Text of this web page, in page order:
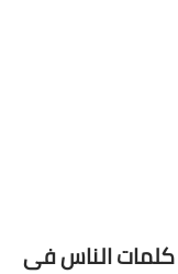
الناس فى